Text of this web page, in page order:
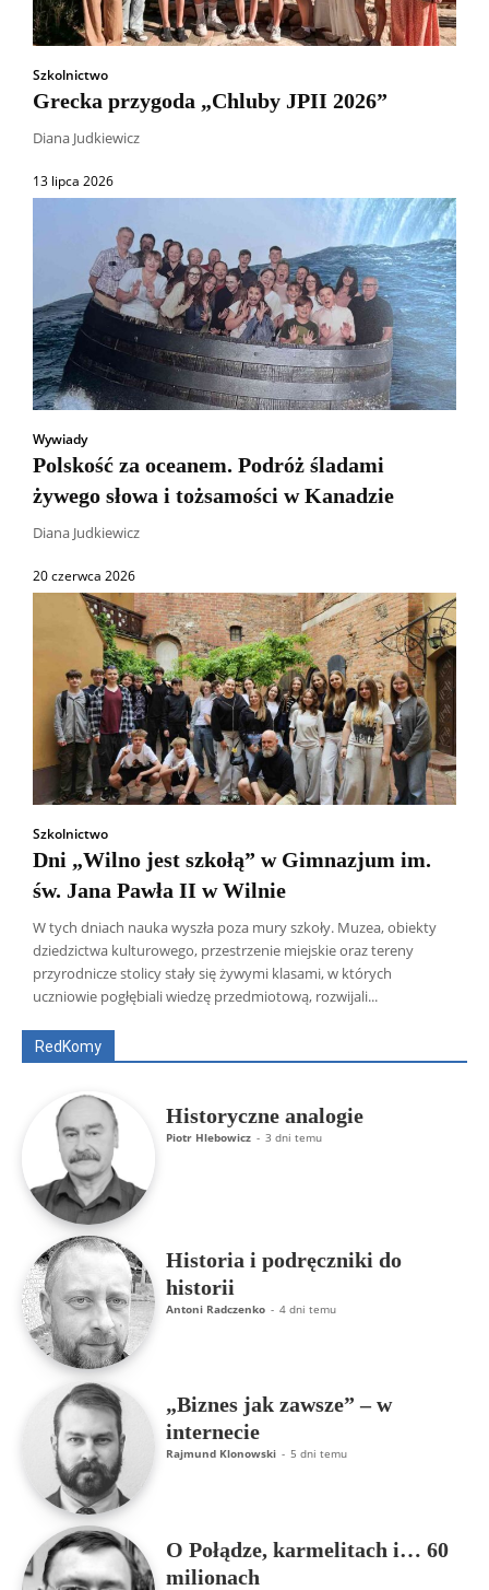
Szkolnictwo
Grecka przygoda „Chluby JPII 2026”
Diana Judkiewicz
13 lipca 2026
Wywiady
Polskość za oceanem. Podróż śladami
żywego słowa i tożsamości w Kanadzie
Diana Judkiewicz
20 czerwca 2026
Szkolnictwo
Dni „Wilno jest szkołą” w Gimnazjum im.
św. Jana Pawła II w Wilnie
W tych dniach nauka wyszła poza mury szkoły. Muzea, obiekty
dziedzictwa kulturowego, przestrzenie miejskie oraz tereny
przyrodnicze stolicy stały się żywymi klasami, w których
uczniowie pogłębiali wiedzę przedmiotową, rozwijali...
RedKomy
Wszyscy Aleksander Borowik
Antoni Radczenko
Artur Płokszto
Grzegorz Górny
ks. Jarosław Wąsowicz SDB
Piotr Hlebowicz
Historyczne analogie
Piotr Hlebowicz - 3 dni temu
Historia i podręczniki do
historii
Antoni Radczenko - 4 dni temu
„Biznes jak zawsze” – w
internecie
Rajmund Klonowski - 5 dni temu
O Połądze, karmelitach i… 60
milionach